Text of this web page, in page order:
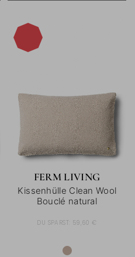
FERM LIVING
Kissenhülle Clean Wool
Bouclé natural
DU SPARST: 59,60 €